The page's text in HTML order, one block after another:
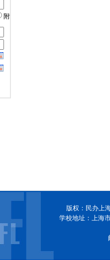
附
版权：民办上
学校地址：上海